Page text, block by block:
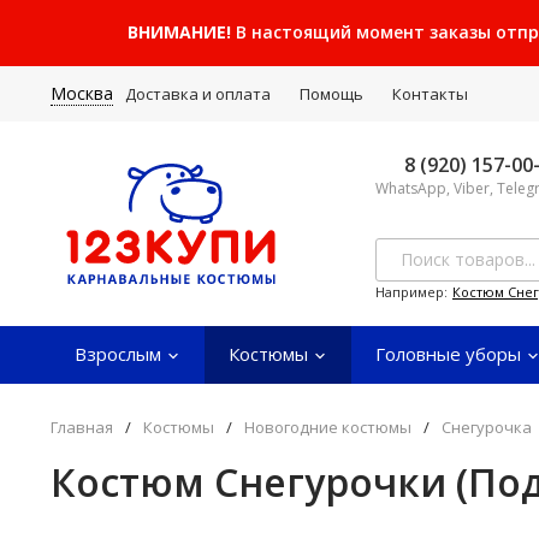
ВНИМАНИЕ!В настоящий момент заказы
Москва Доставка и оплата Помощь Контакты
8 (920) 157-
WhatsApp, Viber,
Например: Костюм
Взрослым Костюмы Головные уборы
Главная / Костюмы / Новогодние костюмы / Снегурочка
Костюм Снегурочки